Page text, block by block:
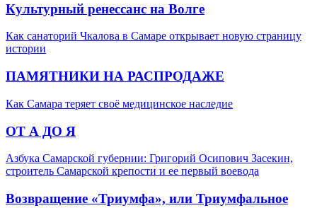
Культурный ренессанс на Волге
Как санаторий Чкалова в Самаре открывает новую страницу
истории
ПАМЯТНИКИ НА РАСПРОДАЖЕ
Как Самара теряет своё медицинское наследие
ОТ А ДО Я
Азбука Самарской губернии: Григорий Осипович Засекин,
строитель Самарской крепости и ее первый воевода
Возвращение «Триумфа», или Триумфальное